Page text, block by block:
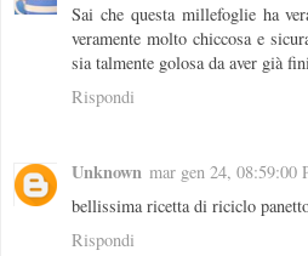
Sai che questa millefoglie ha
veramente molto chiccosa e
sia talmente golosa da aver già
Rispondi
Unknown mar gen 24, 08:59:00
bellissima ricetta di riciclo
Rispondi